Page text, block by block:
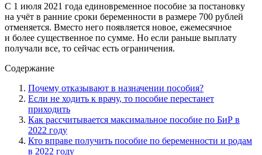
С 1 июля 2021 года единовременное пособие за постановку
на учёт в ранние сроки беременности в размере 700 рублей
отменяется. Вместо него появляется новое, ежемесячное
и более существенное по сумме. Но если раньше выплату
получали все, то сейчас есть ограничения.
Содержание
Почему отказывают в назначении пособия?
Если не ходить к врачу, то пособие перестанет
приходить
Как рассчитывается максимальное пособие по БиР в
2022 году
Кто вправе получить пособие по беременности и родам
в 2022 году